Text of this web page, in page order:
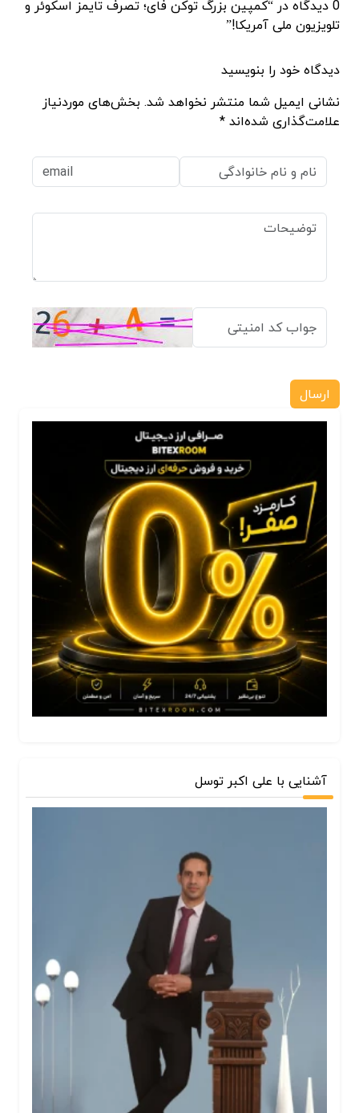
0 دیدگاه در “کمپین بزرگ توکن فای؛ تصرف تایمز اسکوئر و
تلویزیون ملی آمریکا!”
دیدگاه خود را بنویسید
نشانی ایمیل شما منتشر نخواهد شد. بخش‌های موردنیاز
علامت‌گذاری شده‌اند *
ارسال
آشنایی با علی اکبر توسل